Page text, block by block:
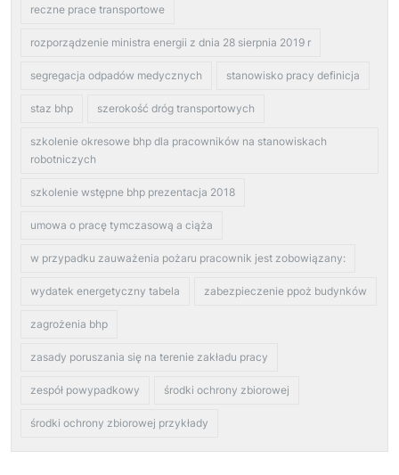
reczne prace transportowe
rozporządzenie ministra energii z dnia 28 sierpnia 2019 r
segregacja odpadów medycznych stanowisko pracy definicja
staz bhp szerokość dróg transportowych
szkolenie okresowe bhp dla pracowników na stanowiskach
robotniczych
szkolenie wstępne bhp prezentacja 2018
umowa o pracę tymczasową a ciąża
w przypadku zauważenia pożaru pracownik jest zobowiązany:
wydatek energetyczny tabela zabezpieczenie ppoż budynków
zagrożenia bhp
zasady poruszania się na terenie zakładu pracy
zespół powypadkowy środki ochrony zbiorowej
środki ochrony zbiorowej przykłady